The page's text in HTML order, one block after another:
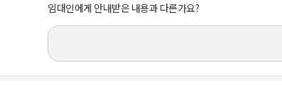
임대인에게 안내받은 내용과 다른가요?